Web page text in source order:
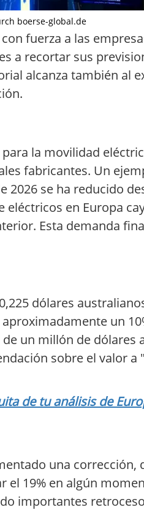
boerse-global.de
fuerza a las
a recortar sus
alcanza también al
la movilidad
fabricantes. Un
se ha reducido
eléctricos en Europa
Esta demanda
dólares
un
un millón de dólares
sobre el valor a
de tu análisis de
una corrección,
el 19% en algún
importantes